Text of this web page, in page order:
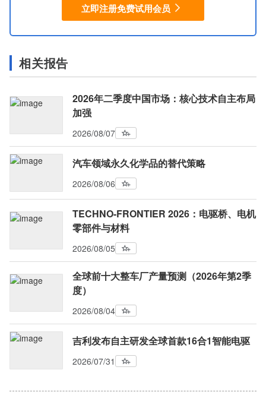
立即注册免费试用会员
相关报告
2026年二季度中国市场：核心技术自主布局
加强
2026/08/07
汽车领域永久化学品的替代策略
2026/08/06
TECHNO-FRONTIER 2026：电驱桥、电机
零部件与材料
2026/08/05
全球前十大整车厂产量预测（2026年第2季
度）
2026/08/04
吉利发布自主研发全球首款16合1智能电驱
2026/07/31